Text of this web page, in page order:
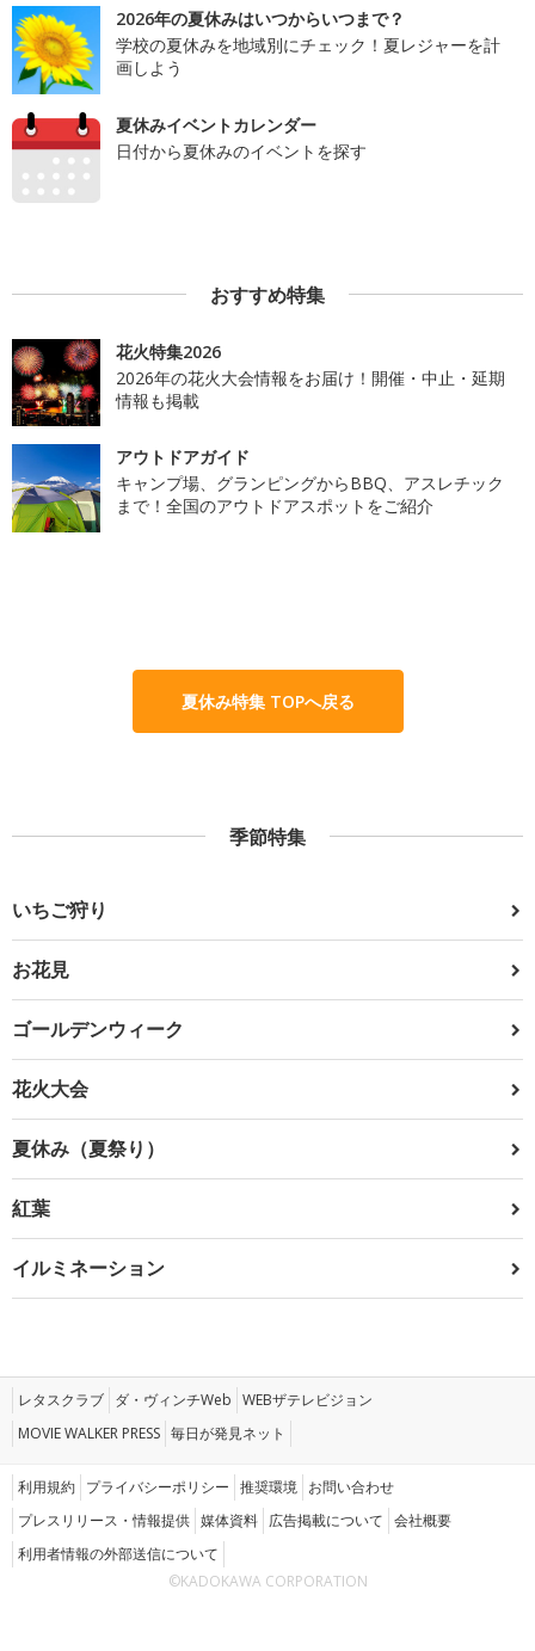
2026年の夏休みはいつからいつまで？
学校の夏休みを地域別にチェック！夏レジャーを計
画しよう
夏休みイベントカレンダー
日付から夏休みのイベントを探す
おすすめ特集
花火特集2026
2026年の花火大会情報をお届け！開催・中止・延期
情報も掲載
アウトドアガイド
キャンプ場、グランピングからBBQ、アスレチック
まで！全国のアウトドアスポットをご紹介
夏休み特集 TOPへ戻る
季節特集
いちご狩り
お花見
ゴールデンウィーク
花火大会
夏休み（夏祭り）
紅葉
イルミネーション
レタスクラブ ダ・ヴィンチWeb WEBザテレビジョン
MOVIE WALKER PRESS 毎日が発見ネット
利用規約 プライバシーポリシー 推奨環境 お問い合わせ
プレスリリース・情報提供 媒体資料 広告掲載について 会社概要
利用者情報の外部送信について
©KADOKAWA CORPORATION